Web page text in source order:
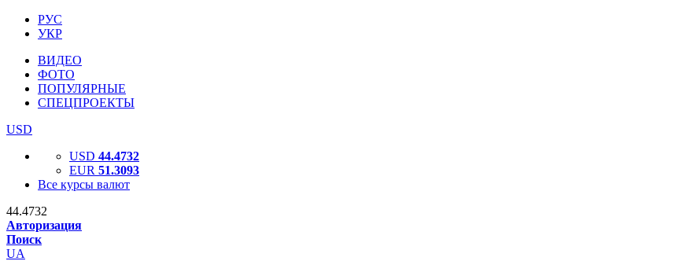
РУС
УКР
ВИДЕО
ФОТО
ПОПУЛЯРНЫЕ
СПЕЦПРОЕКТЫ
USD
USD 44.4732
EUR 51.3093
Все курсы валют
44.4732
Авторизация
Поиск
UA